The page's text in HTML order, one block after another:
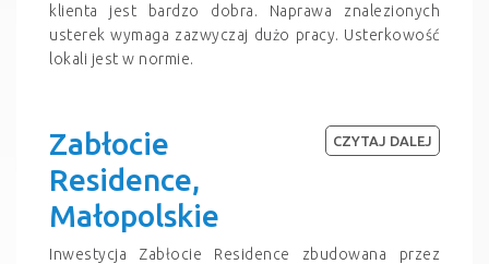
klienta jest bardzo dobra. Naprawa znalezionych
usterek wymaga zazwyczaj dużo pracy. Usterkowość
lokali jest w normie.
Zabłocie
Residence,
Małopolskie
Inwestycja Zabłocie Residence zbudowana przez
CZYTAJ DALEJ